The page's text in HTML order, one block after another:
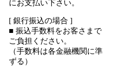
にお支払い下さい。
[ 銀行振込の場合 ]
■ 振込手数料をお客さまで
ご負担ください。
（手数料は各金融機関に準
ずる）